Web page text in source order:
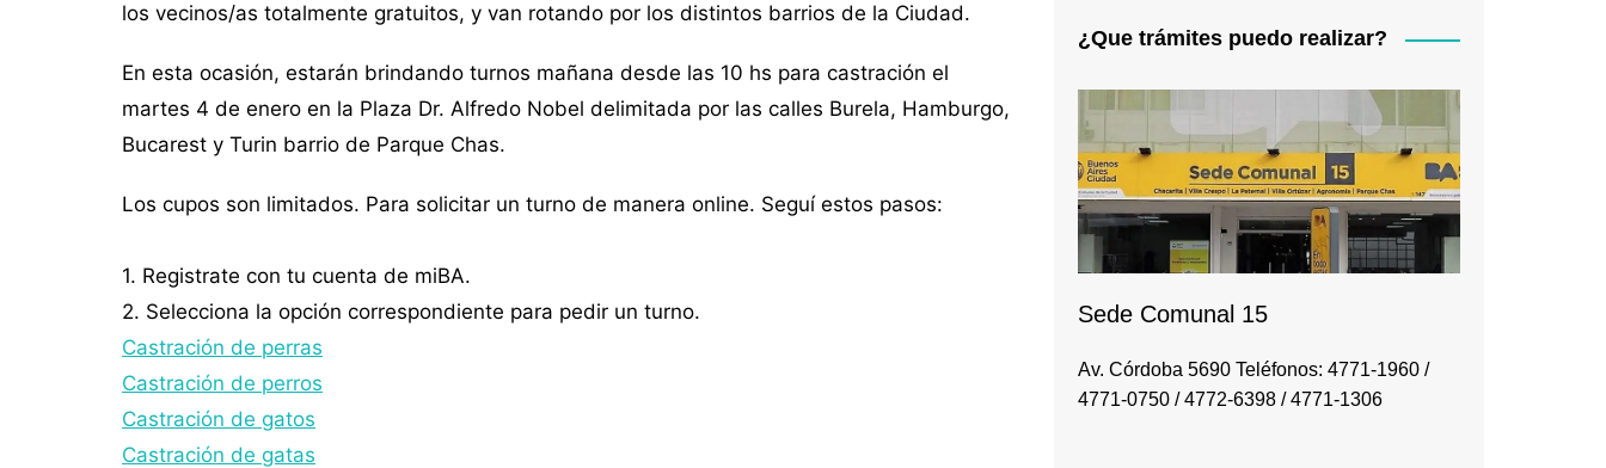
los vecinos/as totalmente gratuitos, y van rotando por los distintos barrios de la Ciudad.
En esta ocasión, estarán brindando turnos mañana desde las 10 hs para castración el
martes 4 de enero en la Plaza Dr. Alfredo Nobel delimitada por las calles Burela, Hamburgo,
Bucarest y Turin barrio de Parque Chas.
Los cupos son limitados. Para solicitar un turno de manera online. Seguí estos pasos:
1. Registrate con tu cuenta de miBA.
2. Selecciona la opción correspondiente para pedir un turno.
Castración de perras
Castración de perros
Castración de gatos
Castración de gatas
¿Que trámites puedo realizar?
Sede Comunal 15
Av. Córdoba 5690 Teléfonos: 4771-1960 /
4771-0750 / 4772-6398 / 4771-1306